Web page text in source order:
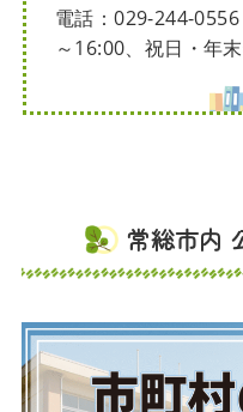
電話：029-244-
～16:00、祝日・年末
常総市内